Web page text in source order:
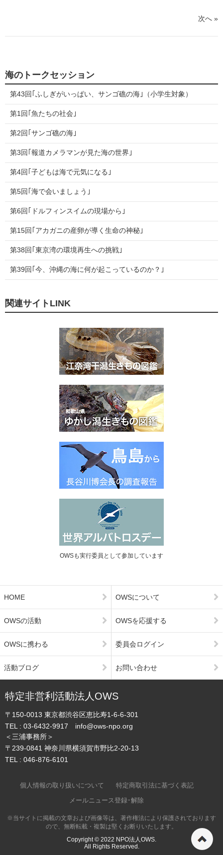
る
次へ »
海のトークセッション
第43回｢ふしぎがいっぱい、サンゴ礁の海｣（小学生対象）
第1回｢魚たちの社会｣
第2回｢サンゴ礁の海｣
第3回｢報道カメラマンが見た海の世界｣
第4回｢子どもは海で元気になる｣
第5回｢海で会いましょう｣
第6回｢ドルフィンスイムの現場から｣
第15回｢アカガニの産卵が導く生命の神秘｣
第38回｢東京湾の環境再生への挑戦｣
第39回｢今、沖縄の海に何が起こっているのか？｣
関連サイトLINK
OWSも実行委員として参加しています
HOME
OWSの活動
OWSに携わる
活動ブログ
OWSについて
OWSを応援する
委員会ログイン
お問い合わせ
特定非営利活動法人OWS
〒150-0013 東京都渋谷区恵比寿1-6-6-301
TEL : 03-6432-9917
info@ows-npo.org
＜三浦事務所＞
〒239-0841 神奈川県横須賀市野比2-20-13
TEL : 046-876-6101
個人情報の取り扱いについて
特定商取引法に基づく表記
メールニュース登録･解除
※当サイトに掲載の文章および画像等は、著作権法により保護されております
ので、無断転載・複製は堅くお断りいたします。
Copyright © 2022 NPO法人OWS.
All Rights Reserved.